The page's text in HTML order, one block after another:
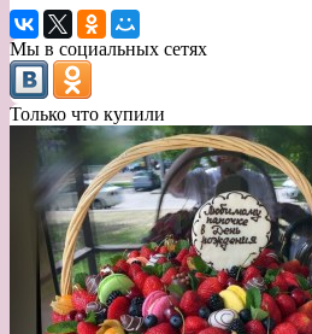
Мы в социальных сетях
Только что купили